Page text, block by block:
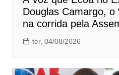
Douglas Camargo, o
na corrida pela
ter, 04/08/2026